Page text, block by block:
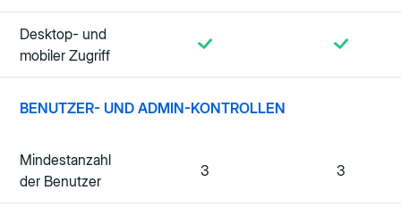
Desktop- und
mobiler Zugriff
BENUTZER- UND ADMIN-KONTROLLEN
Mindestanzahl
der Benutzer
3 3